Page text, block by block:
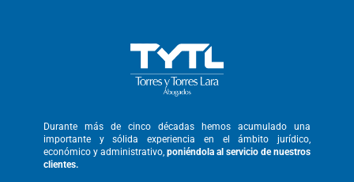
Durante más de cinco décadas hemos acumulado una
importante y sólidaexperiencia en el ámbito jurídico,
económico y administrativo, poniéndola al servicio de nuestros
clientes.